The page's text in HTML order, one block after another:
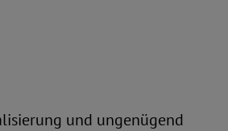
und ungenügend